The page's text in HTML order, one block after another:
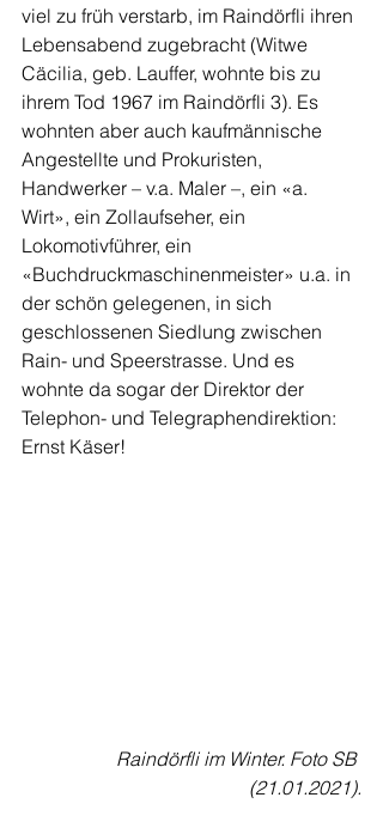
viel zu früh verstarb, im Raindörfli ihren
Lebensabend zugebracht (Witwe
Cäcilia, geb. Lauffer, wohnte bis zu
ihrem Tod 1967 im Raindörfli 3). Es
wohnten aber auch kaufmännische
Angestellte und Prokuristen,
Handwerker – v.a. Maler –, ein «a.
Wirt», ein Zollaufseher, ein
Lokomotivführer, ein
«Buchdruckmaschinenmeister» u.a. in
der schön gelegenen, in sich
geschlossenen Siedlung zwischen
Rain- und Speerstrasse. Und es
wohnte da sogar der Direktor der
Telephon- und Telegraphendirektion:
Ernst Käser!
Raindörfli im Winter. Foto SB
(21.01.2021).